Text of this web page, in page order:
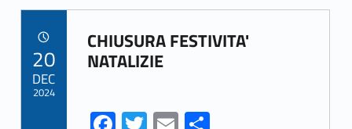
o
o
k
er l e
Link identifier archive #link-archive-39530
CHIUSURA FESTIVITA'
NATALIZIE
20
DEC
2024